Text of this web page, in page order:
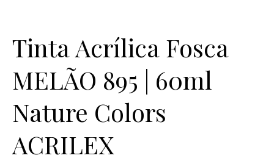
Tinta Acrílica Fosca
MELÃO 895 | 60ml
Nature Colors
ACRILEX